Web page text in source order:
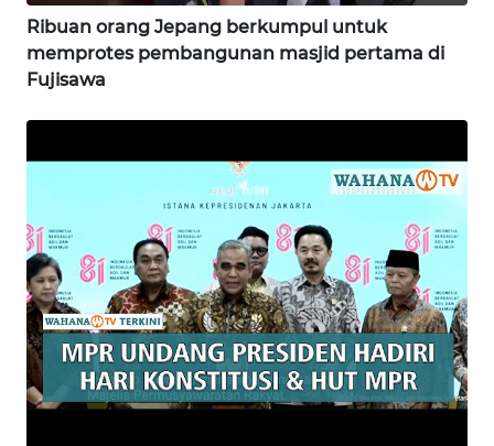
Ribuan orang Jepang berkumpul untuk
memprotes pembangunan masjid pertama di
Fujisawa
CIANJUR
WN
KEPULAUAN
WN
BINJAI
WN
CIREBON
WN